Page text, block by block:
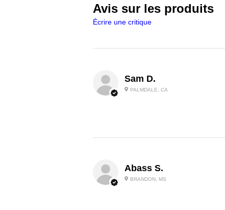
Avis sur les produits
Écrire une critique
Sam D.
PALMDALE, CA
Abass S.
BRANDON, MS